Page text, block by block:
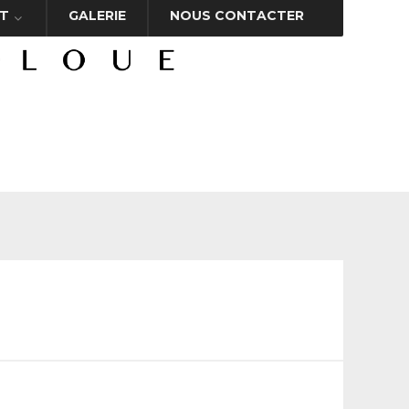
GALERIE NOUS CONTACTER